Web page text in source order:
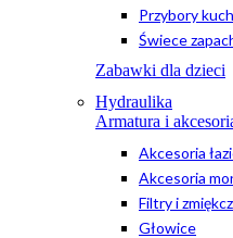
Przybory
Świece
Zabawki dla dzieci
Hydraulika
Armatura i
Akcesoria
Akcesoria
Filtry i
Głowice